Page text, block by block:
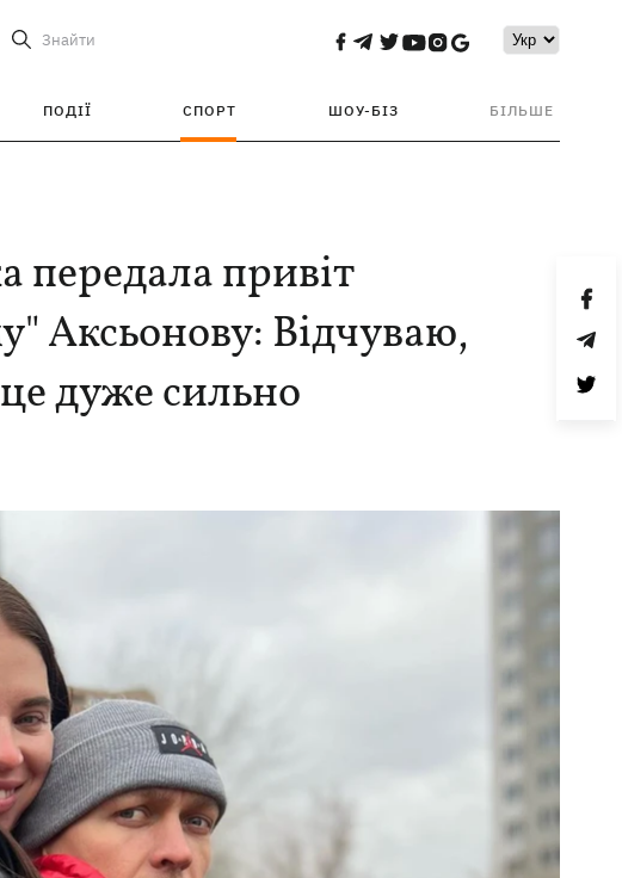
Знайти
ПОДІЇ СПОРТ ШОУ-БІЗ БІЛЬШЕ
передала привіт
Аксьонову: Відчуваю,
дуже сильно